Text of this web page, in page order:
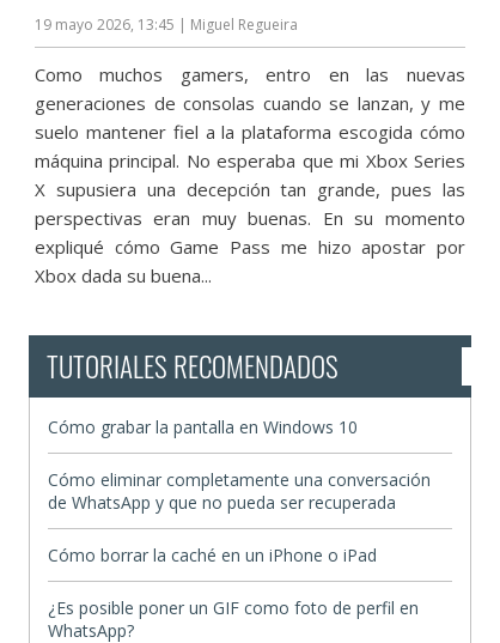
19 mayo 2026, 13:45 | Miguel Regueira
Como muchos gamers, entro en las nuevas
generaciones de consolas cuando se lanzan, y me
suelo mantener fiel a la plataforma escogida cómo
máquina principal. No esperaba que mi Xbox Series
X supusiera una decepción tan grande, pues las
perspectivas eran muy buenas. En su momento
expliqué cómo Game Pass me hizo apostar por
Xbox dada su buena...
TUTORIALES RECOMENDADOS
Cómo grabar la pantalla en Windows 10
Cómo eliminar completamente una conversación
de WhatsApp y que no pueda ser recuperada
Cómo borrar la caché en un iPhone o iPad
¿Es posible poner un GIF como foto de perfil en
WhatsApp?